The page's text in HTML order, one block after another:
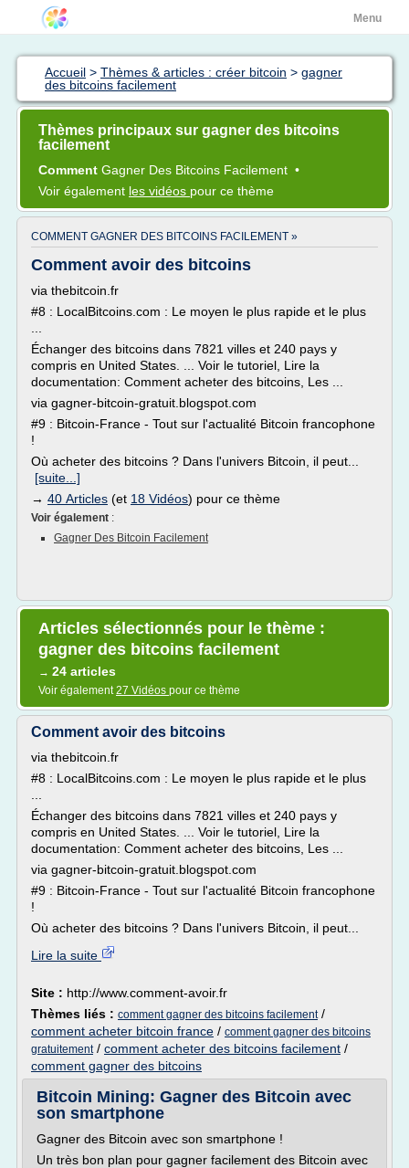
Menu
Accueil > Thèmes & articles : créer bitcoin > gagner
des bitcoins facilement
Thèmes principaux sur gagner des bitcoins
facilement
Comment Gagner Des Bitcoins Facilement •
Voir également les vidéos pour ce thème
COMMENT GAGNER DES BITCOINS FACILEMENT »
Comment avoir des bitcoins
via thebitcoin.fr
#8 : LocalBitcoins.com : Le moyen le plus rapide et le plus
Échanger des bitcoins dans 7821 villes et 240 pays y
compris en United States. ... Voir le tutoriel, Lire la
documentation: Comment acheter des bitcoins, Les ...
via gagner-bitcoin-gratuit.blogspot.com
#9 : Bitcoin-France - Tout sur l'actualité Bitcoin francophone
!
Où acheter des bitcoins ? Dans l'univers Bitcoin, il peut...
[suite...]
→ 40 Articles (et 18 Vidéos) pour ce thème
Voir également :
Gagner Des Bitcoin Facilement
Articles sélectionnés pour le thème :
gagner des bitcoins facilement
→ 24 articles
Voir également27 Vidéos pour ce thème
Comment avoir des bitcoins
via thebitcoin.fr
#8 : LocalBitcoins.com : Le moyen le plus rapide et le plus
Échanger des bitcoins dans 7821 villes et 240 pays y
compris en United States. ... Voir le tutoriel, Lire la
documentation: Comment acheter des bitcoins, Les ...
via gagner-bitcoin-gratuit.blogspot.com
#9 : Bitcoin-France - Tout sur l'actualité Bitcoin francophone
!
Où acheter des bitcoins ? Dans l'univers Bitcoin, il peut...
Lire la suite
Site : http://www.comment-avoir.fr
Thèmes liés : comment gagner des bitcoins facilement/
comment acheter bitcoin france / comment gagner des bitcoins
gratuitement/ comment acheter des bitcoins facilement /
comment gagner des bitcoins
Bitcoin Mining: Gagner des Bitcoin avec
son smartphone
Gagner des Bitcoin avec son smartphone !
Un très bon plan pour gagner facilement des Bitcoin avec